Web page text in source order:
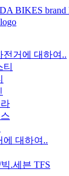
전거에 대하여..
에 대하여..
.세븐 TFS